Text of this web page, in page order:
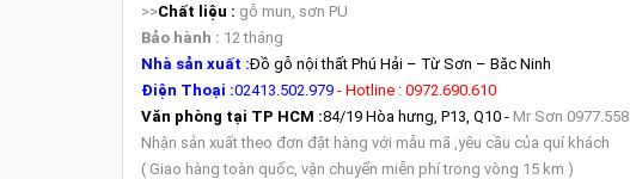
>>Chất liệu : gỗ mun, sơn PU
Bảo hành : 12 tháng
Nhà sản xuất :Đồ gỗ nội thất Phú Hải – Từ Sơn – Băc Ninh
Điện Thoại :02413.502.979 - Hotline : 0972.690.610
Văn phòng tại TP HCM :84/19 Hòa hưng, P13, Q10 - Mr Sơn
Nhận sản xuất theo đơn đặt hàng với mẫu mã ,yêu cầu của quí khách
( Giao hàng toàn quốc, vận chuyển miễn phí trong vòng 15 km )